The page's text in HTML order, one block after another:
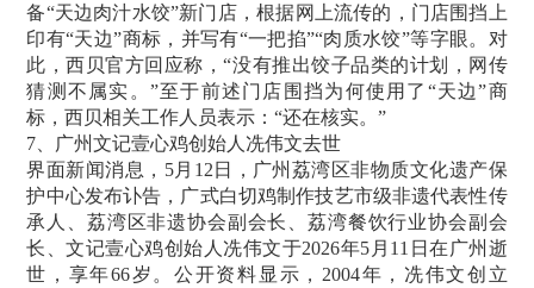
备“天边肉汁水饺”新门店，根据网上流传的，门店围挡上
印有“天边”商标，并写有“一把掐”“肉质水饺”等字眼。对
此，西贝官方回应称，“没有推出饺子品类的计划，网传
猜测不属实。”至于前述门店围挡为何使用了“天边”商
标，西贝相关工作人员表示：“还在核实。”
7、广州文记壹心鸡创始人冼伟文去世
界面新闻消息，5月12日，广州荔湾区非物质文化遗产保
护中心发布讣告，广式白切鸡制作技艺市级非遗代表性传
承人、荔湾区非遗协会副会长、荔湾餐饮行业协会副会
长、文记壹心鸡创始人冼伟文于2026年5月11日在广州逝
世，享年66岁。公开资料显示，2004年，冼伟文创立